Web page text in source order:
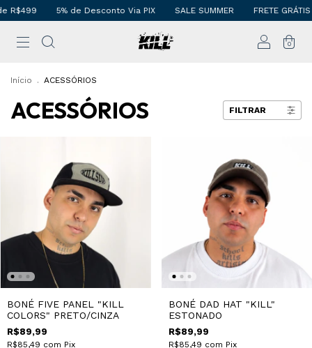
5% de Desconto Via PIX SALE SUMMER FRETE GRÁTIS
0
Início . ACESSÓRIOS
ACESSÓRIOS FILTRAR
BONÉ FIVE PANEL "KILL
COLORS" PRETO/CINZA
R$89,99
R$85,49 com Pix
BONÉ DAD HAT "KILL"
ESTONADO
R$89,99
R$85,49 com Pix